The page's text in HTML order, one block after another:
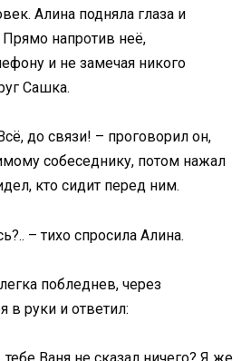
Алина подняла глаза и
напротив неё,
и не замечая никого
Сашка.
до связи! – проговорил он,
собеседнику, потом нажал
кто сидит перед ним.
– тихо спросила Алина.
побледнев, через
в руки и ответил: